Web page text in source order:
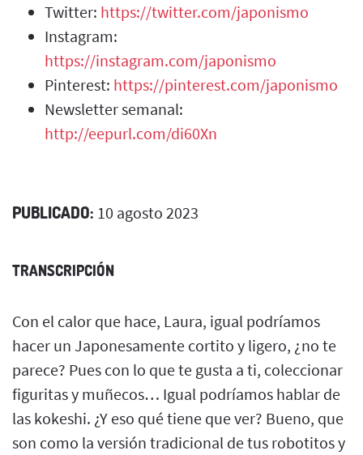
Twitter: https://twitter.com/japonismo
Instagram:
https://instagram.com/japonismo
Pinterest: https://pinterest.com/japonismo
Newsletter semanal:
http://eepurl.com/di60Xn
PUBLICADO: 10 agosto 2023
TRANSCRIPCIÓN
Con el calor que hace, Laura, igual podríamos
hacer un Japonesamente cortito y ligero, ¿no te
parece? Pues con lo que te gusta a ti, coleccionar
figuritas y muñecos… Igual podríamos hablar de
las kokeshi. ¿Y eso qué tiene que ver? Bueno, que
son como la versión tradicional de tus robotitos y